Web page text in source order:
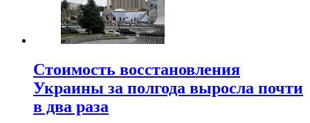
Стоимость восстановления
Украины за полгода выросла почти
в два раза